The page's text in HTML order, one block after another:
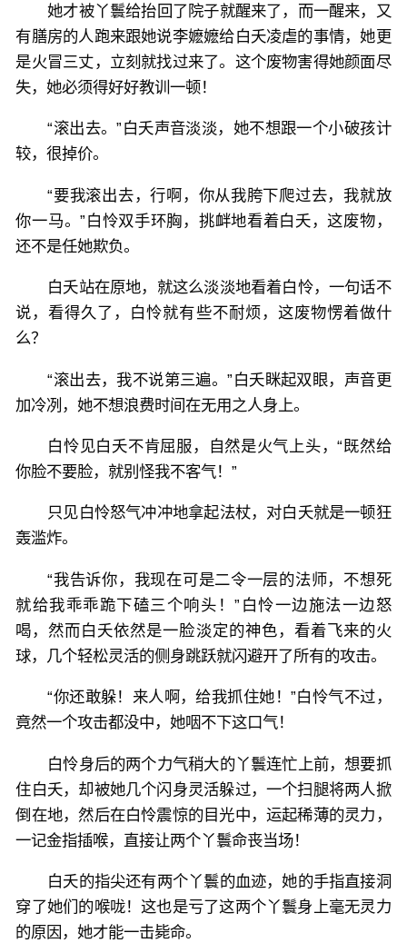
她才被丫鬟给抬回了院子就醒来了，而一醒来，又
有膳房的人跑来跟她说李嬷嬷给白夭凌虐的事情，她更
是火冒三丈，立刻就找过来了。这个废物害得她颜面尽
失，她必须得好好教训一顿！
“滚出去。”白夭声音淡淡，她不想跟一个小破孩计
较，很掉价。
“要我滚出去，行啊，你从我胯下爬过去，我就放
你一马。”白怜双手环胸，挑衅地看着白夭，这废物，
还不是任她欺负。
白夭站在原地，就这么淡淡地看着白怜，一句话不
说，看得久了，白怜就有些不耐烦，这废物愣着做什
么？
“滚出去，我不说第三遍。”白夭眯起双眼，声音更
加冷冽，她不想浪费时间在无用之人身上。
白怜见白夭不肯屈服，自然是火气上头，“既然给
你脸不要脸，就别怪我不客气！”
只见白怜怒气冲冲地拿起法杖，对白夭就是一顿狂
轰滥炸。
“我告诉你，我现在可是二令一层的法师，不想死
就给我乖乖跪下磕三个响头！”白怜一边施法一边怒
喝，然而白夭依然是一脸淡定的神色，看着飞来的火
球，几个轻松灵活的侧身跳跃就闪避开了所有的攻击。
“你还敢躲！来人啊，给我抓住她！”白怜气不过，
竟然一个攻击都没中，她咽不下这口气！
白怜身后的两个力气稍大的丫鬟连忙上前，想要抓
住白夭，却被她几个闪身灵活躲过，一个扫腿将两人掀
倒在地，然后在白怜震惊的目光中，运起稀薄的灵力，
一记金指插喉，直接让两个丫鬟命丧当场！
白夭的指尖还有两个丫鬟的血迹，她的手指直接洞
穿了她们的喉咙！这也是亏了这两个丫鬟身上毫无灵力
的原因，她才能一击毙命。